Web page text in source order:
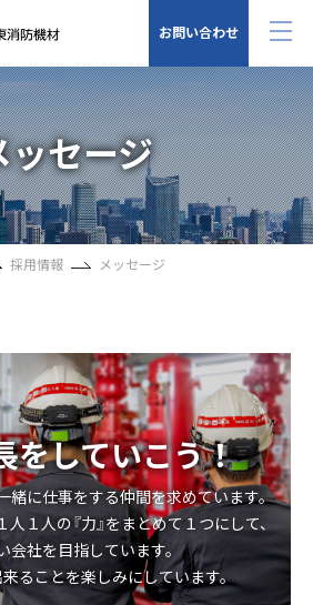
お問い合わせ
ッセージ
採用情報 メッセージ
をしていこう！
緒に仕事をする仲間を求めています。
１人の『力』をまとめて１つにして、
会社を目指しています。
ることを楽しみにしています。